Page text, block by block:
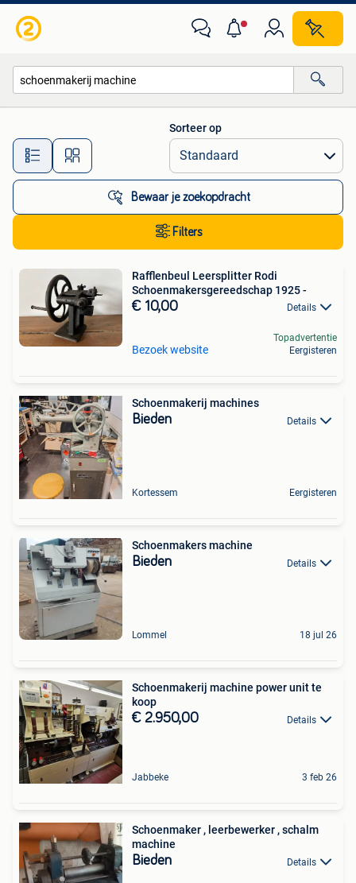
Alle afstanden…
Sorteer op
Bewaar je zoekopdracht
Filters
Rafflenbeul Leersplitter Rodi
Schoenmakersgereedschap 1925 -
€ 10,00 Details
Bezoek website
Topadvertentie
Eergisteren
Schoenmakerij machines
Bieden Details
Kortessem Eergisteren
Schoenmakers machine
Bieden Details
Lommel 18 jul 26
Schoenmakerij machine power unit te
koop
€ 2.950,00 Details
Jabbeke 3 feb 26
Schoenmaker , leerbewerker , schalm
machine
Bieden Details